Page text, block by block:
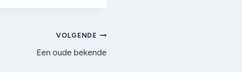
VOLGENDE
Een oude bekende